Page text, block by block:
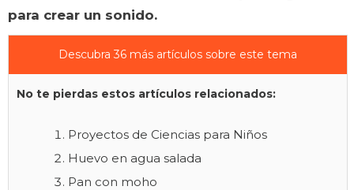
para crear un sonido.
Descubra 36 más artículos sobre este tema
No te pierdas estos artículos relacionados:
Proyectos de Ciencias para Niños
Huevo en agua salada
Pan con moho